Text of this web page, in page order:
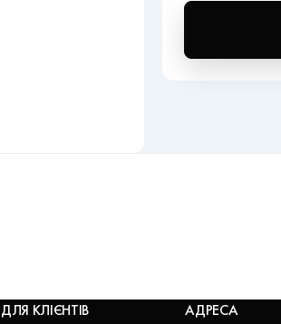
ДЛЯ КЛІЄНТІВ АДРЕСА